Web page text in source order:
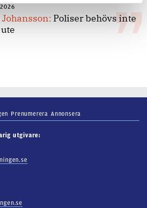
Johansson: Poliser behövs inte
Prenumerera Annonsera
utgivare: